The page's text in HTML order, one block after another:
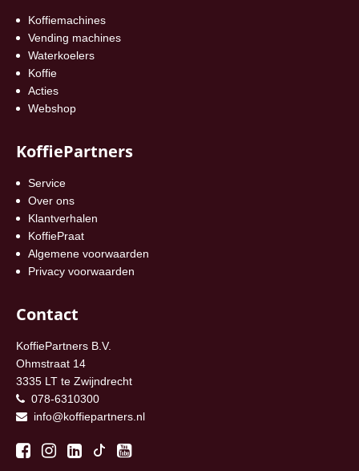
Koffiemachines
Vending machines
Waterkoelers
Koffie
Acties
Webshop
KoffiePartners
Service
Over ons
Klantverhalen
KoffiePraat
Algemene voorwaarden
Privacy voorwaarden
Contact
KoffiePartners B.V.
Ohmstraat 14
3335 LT te Zwijndrecht
078-6310300
info@koffiepartners.nl